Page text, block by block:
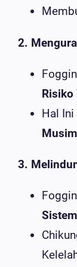
2.
Risiko
Hal Ini
3.